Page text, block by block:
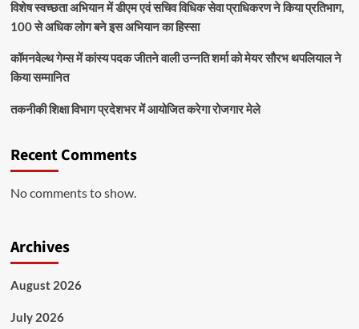
विशेष स्वच्छता अभियान में डीएम एवं सचिव विधिक सेवा प्राधिकरण ने किया प्रतिभाग,
100 से अधिक लोग बने इस अभियान का हिस्सा
कॉमनवेल्थ गेम्स में कांस्य पदक जीतने वाली उन्नति शर्मा को मेयर सौरभ थपलियाल ने
किया सम्मानित
तकनीकी शिक्षा विभाग प्रदेशभर में आयोजित करेगा रोजगार मेले
Recent Comments
No comments to show.
Archives
August 2026
July 2026